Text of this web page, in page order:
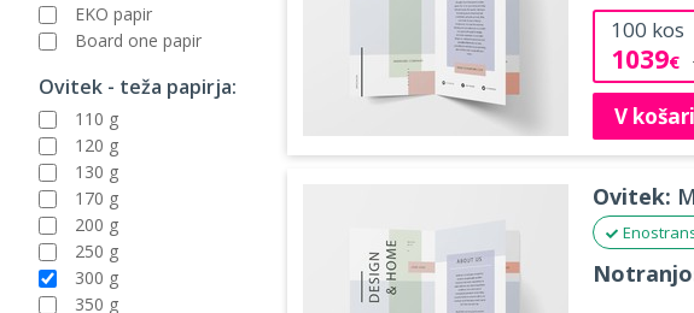
EKO papir
Board one papir
Ovitek - teža papirja:
110 g
120 g
130 g
170 g
200 g
250 g
300 g
350 g
100 kos
1039€
V
Ovitek: